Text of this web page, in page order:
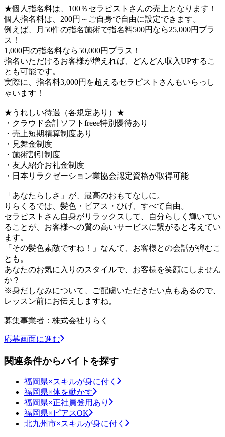
★個人指名料は、100％セラピストさんの売上となります！
個人指名料は、200円～ご自身で自由に設定できます。
例えば、月50件の指名施術で指名料500円なら25,000円プラ
ス！
1,000円の指名料なら50,000円プラス！
指名いただけるお客様が増えれば、どんどん収入UPするこ
とも可能です。
実際に、指名料3,000円を超えるセラピストさんもいらっし
ゃいます！
★うれしい待遇（各規定あり）★
・クラウド会計ソフトfreee特別優待あり
・売上短期精算制度あり
・見舞金制度
・施術割引制度
・友人紹介お礼金制度
・日本リラクゼーション業協会認定資格が取得可能
「あなたらしさ」が、最高のおもてなしに。
りらくるでは、髪色・ピアス・ひげ、すべて自由。
セラピストさん自身がリラックスして、自分らしく輝いてい
ることが、お客様への質の高いサービスに繋がると考えてい
ます。
「その髪色素敵ですね！」なんて、お客様との会話が弾むこ
とも。
あなたのお気に入りのスタイルで、お客様を笑顔にしません
か？
※身だしなみについて、ご配慮いただきたい点もあるので、
レッスン前にお伝えしますね。
募集事業者：株式会社りらく
応募画面に進む
関連条件からバイトを探す
福岡県×スキルが身に付く
福岡県×体を動かす
福岡県×正社員登用あり
福岡県×ピアスOK
北九州市×スキルが身に付く